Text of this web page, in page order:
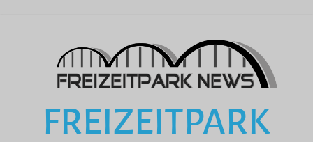
FREIZEITPARK